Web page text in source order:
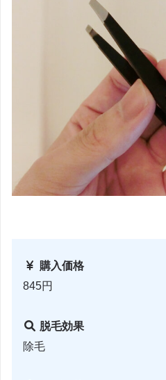
購入価格
845円
脱毛効果
除毛